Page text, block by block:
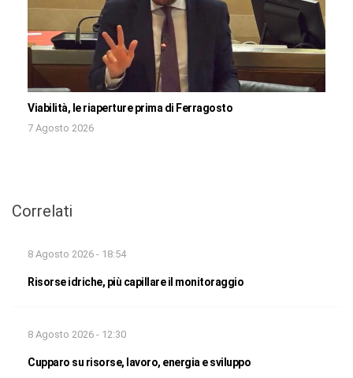
Viabilità, le riaperture prima di Ferragosto
7 Agosto 2026
Correlati
8 Agosto 2026 - 18:54
Risorse idriche, più capillare il monitoraggio
8 Agosto 2026 - 12:30
Cupparo su risorse, lavoro, energia e sviluppo